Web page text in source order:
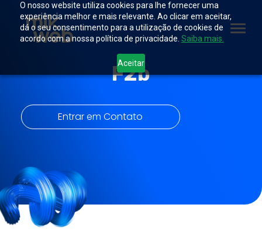
O nosso website utiliza cookies para lhe fornecer uma
experiência melhor e mais relevante. Ao clicar em aceitar,
dá o seu consentimento para a utilização de cookies de
acordo com a nossa política de privacidade. Saiba mais.
Aceitar
F2b
Entrar em Contato